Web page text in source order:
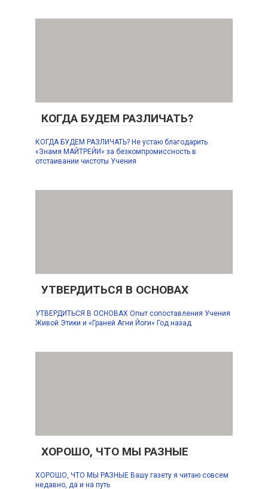
КОГДА БУДЕМ РАЗЛИЧАТЬ?
КОГДА БУДЕМ РАЗЛИЧАТЬ? Не устаю благодарить
«Знамя МАЙТРЕЙИ» за безкомпромиссность в
отстаивании чистоты Учения
УТВЕРДИТЬСЯ В ОСНОВАХ
УТВЕРДИТЬСЯ В ОСНОВАХ Опыт сопоставления Учения
Живой Этики и «Граней Агни Йоги» Год назад
ХОРОШО, ЧТО МЫ РАЗНЫЕ
ХОРОШО, ЧТО МЫ РАЗНЫЕ Вашу газету я читаю совсем
недавно, да и на путь